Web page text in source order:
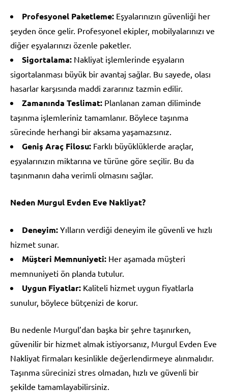
Profesyonel Paketleme: Eşyalarınızın güvenliği her
şeyden önce gelir. Profesyonel ekipler, mobilyalarınızı ve
diğer eşyalarınızı özenle paketler.
Sigortalama: Nakliyat işlemlerinde eşyaların
sigortalanması büyük bir avantaj sağlar. Bu sayede, olası
hasarlar karşısında maddi zararınız tazmin edilir.
Zamanında Teslimat: Planlanan zaman diliminde
taşınma işlemleriniz tamamlanır. Böylece taşınma
sürecinde herhangi bir aksama yaşamazsınız.
Geniş Araç Filosu: Farklı büyüklüklerde araçlar,
eşyalarınızın miktarına ve türüne göre seçilir. Bu da
taşınmanın daha verimli olmasını sağlar.
Neden Murgul Evden Eve Nakliyat?
Deneyim: Yılların verdiği deneyim ile güvenli ve hızlı
hizmet sunar.
Müşteri Memnuniyeti: Her aşamada müşteri
memnuniyeti ön planda tutulur.
Uygun Fiyatlar: Kaliteli hizmet uygun fiyatlarla
sunulur, böylece bütçenizi de korur.
Bu nedenle Murgul’dan başka bir şehre taşınırken,
güvenilir bir hizmet almak istiyorsanız, Murgul Evden Eve
Nakliyat firmaları kesinlikle değerlendirmeye alınmalıdır.
Taşınma sürecinizi stres olmadan, hızlı ve güvenli bir
şekilde tamamlayabilirsiniz.